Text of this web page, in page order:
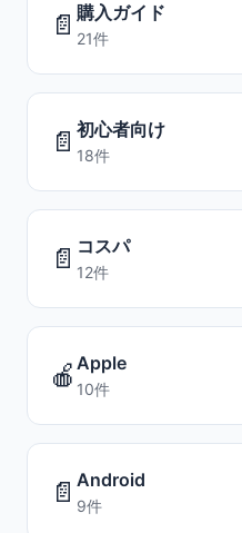
📄 購入ガイド
21件
📄 初心者向け
18件
📄 コスパ
12件
🍎 Apple
10件
📄 Android
9件